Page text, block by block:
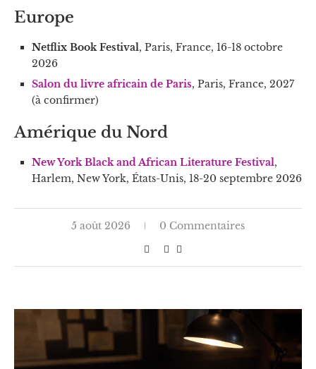
Europe
Netflix Book Festival, Paris, France, 16-18 octobre
2026
Salon du livre africain de Paris, Paris, France, 2027
(à confirmer)
Amérique du Nord
New York Black and African Literature Festival,
Harlem, New York, États-Unis, 18-20 septembre 2026
5 août 2026 0 Commentaires